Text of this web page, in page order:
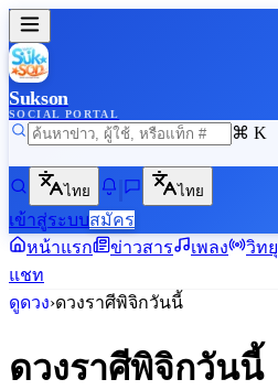
Sukson
SOCIAL PORTAL
⌘ K
ไทย ไทย
เข้าสู่ระบบสมัคร
หน้าแรก
ข่าวสาร เพลง วิทยุ
แชท
ดูดวง›ดวงราศีพิจิกวันนี้
ดวงราศีพิจิกวันนี้